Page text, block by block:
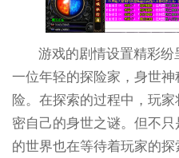
游戏的剧情设置精彩
一位年轻的探险家，身世
险。在探索的过程中，玩
密自己的身世之谜。但不
的世界也在等待着玩家的